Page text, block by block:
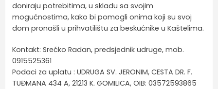
doniraju potrebitima, u skladu sa svojim
mogućnostima, kako bi pomogli onima koji su svoj
dom pronašli u prihvatilištu za beskućnike u Kaštelima.
Kontakt: Srećko Radan, predsjednik udruge, mob.
0915525361
Podaci za uplatu : UDRUGA SV. JERONIM, CESTA DR. F.
TUĐMANA 434 A, 21213 K. GOMILICA, OIB: 03572593865